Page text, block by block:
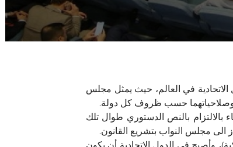
الدول الاتحادية في العالم، حيث يمثل مجلس
وصلاحياتهما حسب ظروف كل دولة.
بالنص الدستوري طوال تلك
الى مجلس النواب بتشريع القانون.